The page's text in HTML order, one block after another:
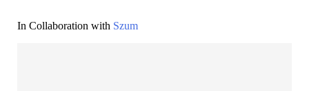
In Collaboration with Szum